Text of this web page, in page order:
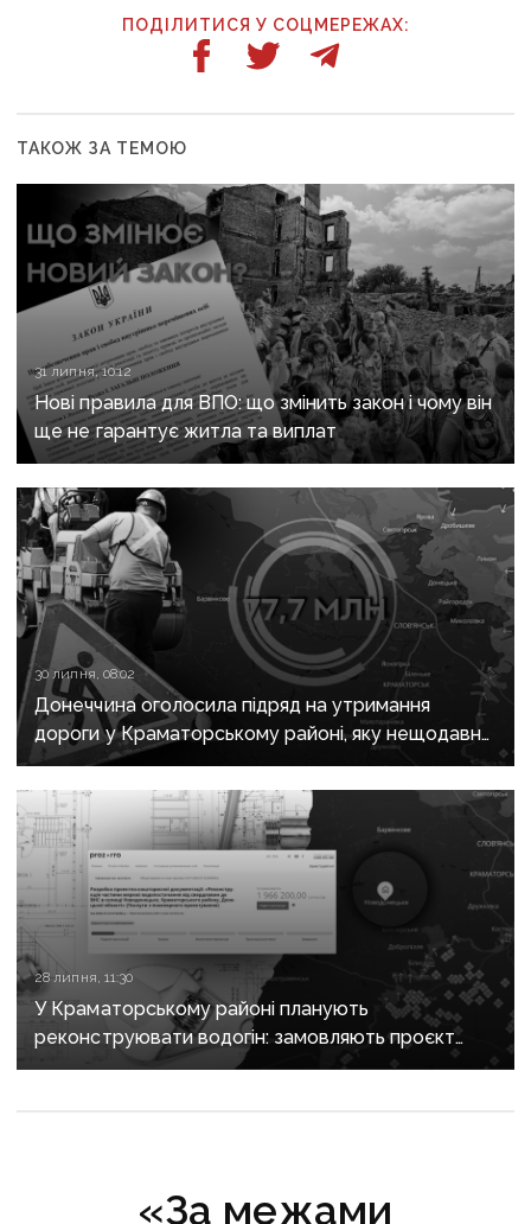
ПОДІЛИТИСЯ У СОЦМЕРЕЖАХ:
ТАКОЖ ЗА ТЕМОЮ
31 липня, 10:12
Нові правила для ВПО: що змінить закон і чому він
ще не гарантує житла та виплат
30 липня, 08:02
Донеччина оголосила підряд на утримання
дороги у Краматорському районі, яку нещодавно
вже ремонтували
28 липня, 11:30
У Краматорському районі планують
реконструювати водогін: замовляють проєкт
за майже 2 мільйони
«За межами